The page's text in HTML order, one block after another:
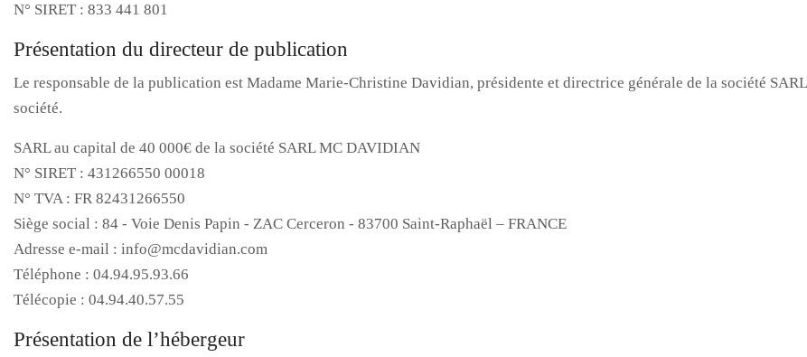
N° SIRET : 833 441 801
Présentation du directeur de publication
Le responsable de la publication est Madame Marie-Christine Davidian, présidente et directrice générale de la société
société.
SARL au capital de 40 000€ de la société SARL MC DAVIDIAN
N° SIRET : 431266550 00018
N° TVA : FR 82431266550
Siège social : 84 - Voie Denis Papin - ZAC Cerceron - 83700 Saint-Raphaël – FRANCE
Adresse e-mail : info@mcdavidian.com
Téléphone : 04.94.95.93.66
Télécopie : 04.94.40.57.55
Présentation de l’hébergeur